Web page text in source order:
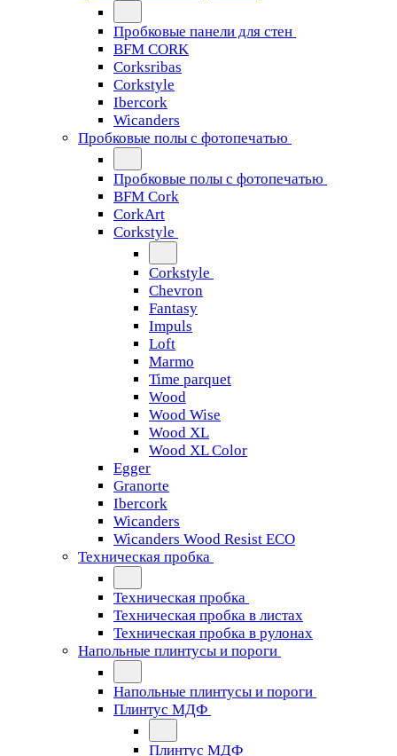
Пробковые панели для стен
BFM CORK
Corksribas
Corkstyle
Ibercork
Wicanders
Пробковые полы с фотопечатью
Пробковые полы с фотопечатью
BFM Cork
CorkArt
Corkstyle
Corkstyle
Chevron
Fantasy
Impuls
Loft
Marmo
Time parquet
Wood
Wood Wise
Wood XL
Wood XL Color
Egger
Granorte
Ibercork
Wicanders
Wicanders Wood Resist ECO
Техническая пробка
Техническая пробка
Техническая пробка в листах
Техническая пробка в рулонах
Напольные плинтусы и пороги
Напольные плинтусы и пороги
Плинтус МДФ
Плинтус МДФ